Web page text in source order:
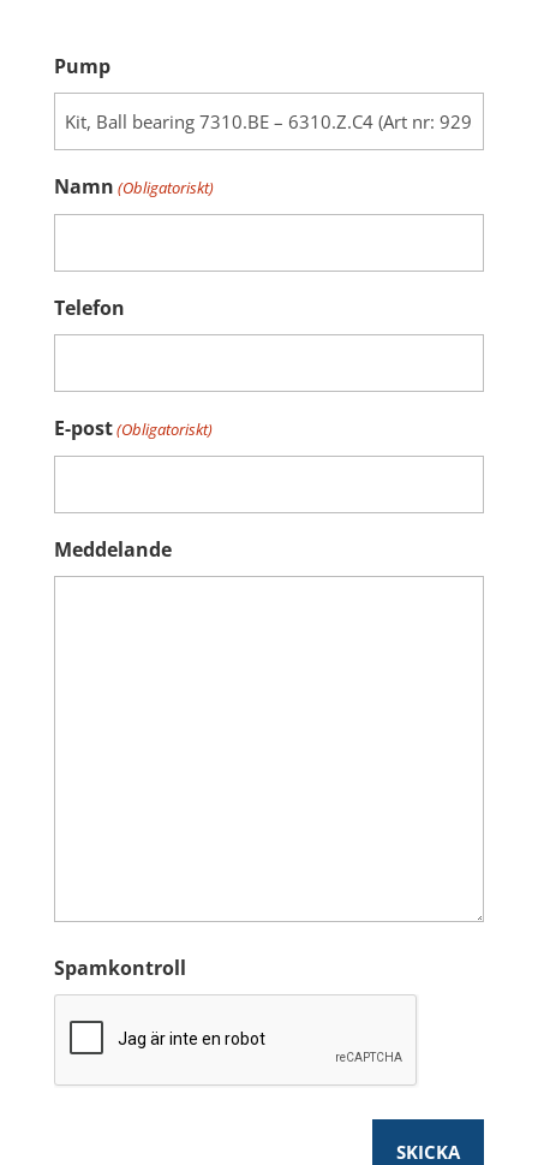
Pump
Namn (Obligatoriskt)
Telefon
E-post(Obligatoriskt)
Meddelande
Spamkontroll